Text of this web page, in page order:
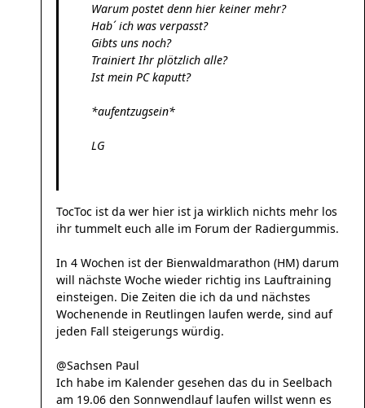
Warum postet denn hier keiner mehr?
Hab´ ich was verpasst?
Gibts uns noch?
Trainiert Ihr plötzlich alle?
Ist mein PC kaputt?
*aufentzugsein*
LG
TocToc ist da wer hier ist ja wirklich nichts mehr los
ihr tummelt euch alle im Forum der Radiergummis.
In 4 Wochen ist der Bienwaldmarathon (HM) darum
will nächste Woche wieder richtig ins Lauftraining
einsteigen. Die Zeiten die ich da und nächstes
Wochenende in Reutlingen laufen werde, sind auf
jeden Fall steigerungs würdig.
@Sachsen Paul
Ich habe im Kalender gesehen das du in Seelbach
am 19.06 den Sonnwendlauf laufen willst wenn es